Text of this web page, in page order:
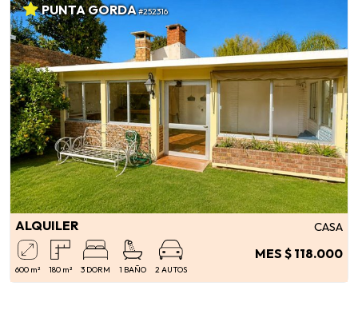
PUNTA GORDA#252316
ALQUILER CASA
600 m² 180 m² 3 DORM 1 BAÑO 2 AUTOS
MES $ 118.000